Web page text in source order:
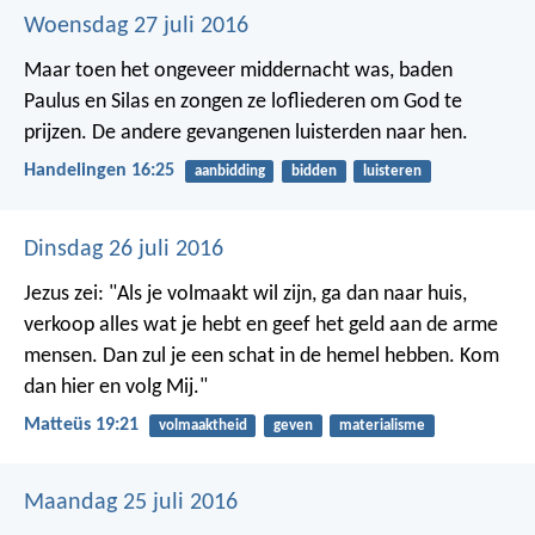
Woensdag 27 juli 2016
Maar toen het ongeveer middernacht was, baden
Paulus en Silas en zongen ze lofliederen om God te
prijzen. De andere gevangenen luisterden naar hen.
Handelingen 16:25 aanbidding bidden luisteren
Dinsdag 26 juli 2016
Jezus zei: "Als je volmaakt wil zijn, ga dan naar huis,
verkoop alles wat je hebt en geef het geld aan de arme
mensen. Dan zul je een schat in de hemel hebben. Kom
dan hier en volg Mij."
Matteüs 19:21 volmaaktheid geven materialisme
Maandag 25 juli 2016